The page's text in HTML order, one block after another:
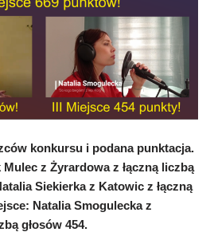
konkursu i podana punktacja.
z Żyrardowa z łączną liczbą
Siekierka z Katowic z łączną
Natalia Smogulecka z
głosów 454.